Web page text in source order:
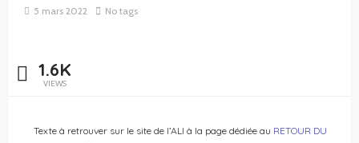
5 mars 2022 No tags
1.6K
VIEWS
Texte à retrouver sur le site de l’ALI à la page dédiée au RETOUR DU